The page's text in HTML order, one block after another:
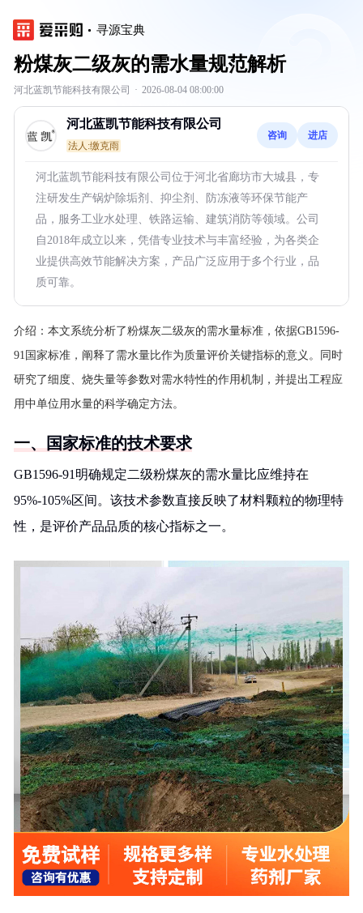
寻源宝典
粉煤灰二级灰的需水量规范解析
河北蓝凯节能科技有限公司 · 2026-08-04 08:00:00
河北蓝凯节能科技有限公司
法人:缴克雨
咨询 进店
河北蓝凯节能科技有限公司位于河北省廊坊市大城县，专
注研发生产锅炉除垢剂、抑尘剂、防冻液等环保节能产
品，服务工业水处理、铁路运输、建筑消防等领域。公司
自2018年成立以来，凭借专业技术与丰富经验，为各类企
业提供高效节能解决方案，产品广泛应用于多个行业，品
质可靠。
介绍： 本文系统分析了粉煤灰二级灰的需水量标准，依据GB1596-
91国家标准，阐释了需水量比作为质量评价关键指标的意义。同时
研究了细度、烧失量等参数对需水特性的作用机制，并提出工程应
用中单位用水量的科学确定方法。
一、国家标准的技术要求
GB1596-91明确规定二级粉煤灰的需水量比应维持在
95%-105%区间。该技术参数直接反映了材料颗粒的物理特
性，是评价产品品质的核心指标之一。